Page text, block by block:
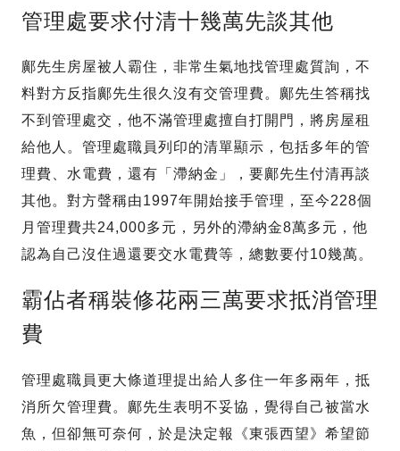
管理處要求付清十幾萬先談其他
鄺先生房屋被人霸住，非常生氣地找管理處質詢，不
料對方反指鄺先生很久沒有交管理費。鄺先生答稱找
不到管理處交，他不滿管理處擅自打開門，將房屋租
給他人。管理處職員列印的清單顯示，包括多年的管
理費、水電費，還有「滯納金」，要鄺先生付清再談
其他。對方聲稱由1997年開始接手管理，至今228個
月管理費共24,000多元，另外的滯納金8萬多元，他
認為自己沒住過還要交水電費等，總數要付10幾萬。
霸佔者稱裝修花兩三萬要求抵消管理
費
管理處職員更大條道理提出給人多住一年多兩年，抵
消所欠管理費。鄺先生表明不妥協，覺得自己被當水
魚，但卻無可奈何，於是決定報《東張西望》希望節